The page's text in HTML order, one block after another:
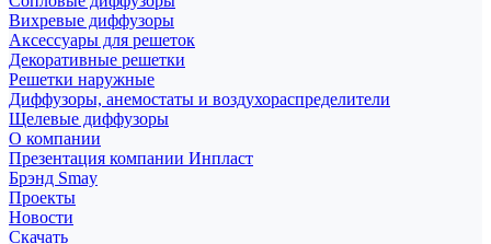
Вихревые диффузоры
Аксессуары для решеток
Декоративные решетки
Решетки наружные
Диффузоры, анемостаты и воздухораспределители
Щелевые диффузоры
О компании
Презентация компании Инпласт
Брэнд Smay
Проекты
Новости
Скачать